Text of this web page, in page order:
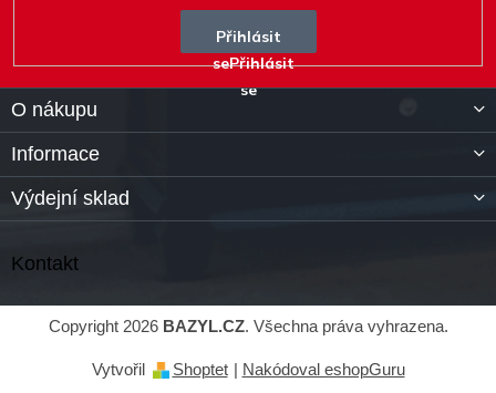
Přihlásit
se
O nákupu
Informace
Výdejní sklad
Kontakt
Vytvořil Shoptet | Nakódoval eshopGuru
Copyright 2026 BAZYL.CZ. Všechna práva vyhrazena.